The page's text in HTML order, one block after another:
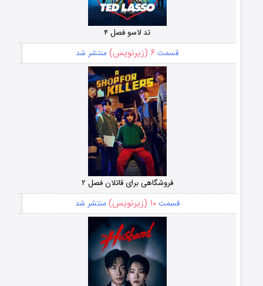
تد لاسو فصل ۴
قسمت ۶ (زیرنویس) منتشر شد
فروشگاهی برای قاتلان فصل ۲
قسمت۱۰ (زیرنویس) منتشر شد